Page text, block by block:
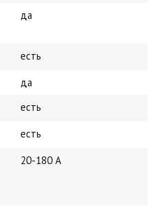
да
есть
да
есть
есть
20-180 А